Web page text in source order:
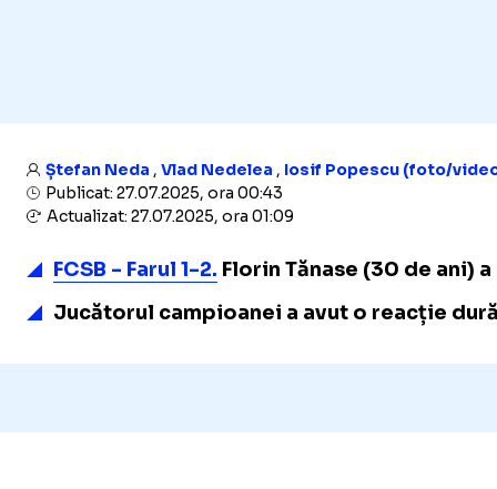
Ștefan Neda , Vlad Nedelea , Iosif Popescu (foto/
Publicat: 27.07.2025, ora 00:43
Actualizat: 27.07.2025, ora 01:09
FCSB - Farul 1-2. Florin Tănase (30 de ani)
Jucătorul campioanei a avut o reacție